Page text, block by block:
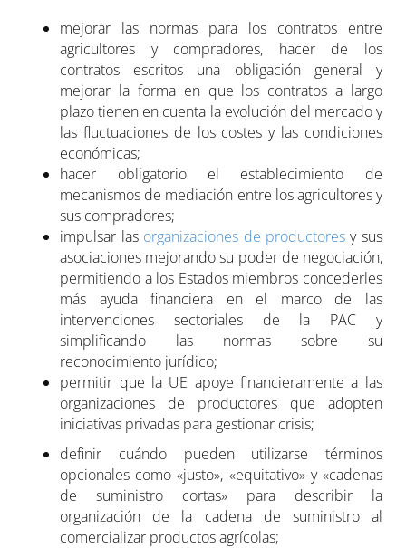
mejorar las normas para los contratos entre
agricultores y compradores, hacer de los
contratos escritos una obligación general y
mejorar la forma en que los contratos a largo
plazo tienen en cuenta la evolución del mercado y
las fluctuaciones de los costes y las condiciones
económicas;
hacer obligatorio el establecimiento de
mecanismos de mediación entre los agricultores y
sus compradores;
impulsar las organizaciones de productoresy sus
asociaciones mejorando su poder de negociación,
permitiendo a los Estados miembros concederles
más ayuda financiera en el marco de las
intervenciones sectoriales de la PAC y
simplificando las normas sobre su
reconocimiento jurídico;
permitir que la UE apoye financieramente a las
organizaciones de productores que adopten
iniciativas privadas para gestionar crisis;
definir cuándo pueden utilizarse términos
opcionales como «justo», «equitativo» y «cadenas
de suministro cortas» para describir la
organización de la cadena de suministro al
comercializar productos agrícolas;